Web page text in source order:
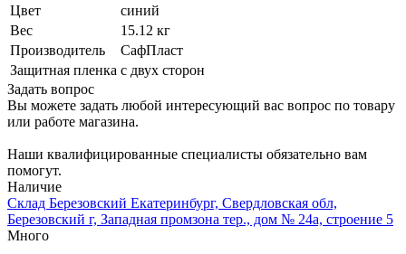
Цвет
синий
Вес
15.12 кг
Производитель
СафПласт
Защитная пленка с двух сторон
Задать вопрос
Вы можете задать любой интересующий вас вопрос по товару
или работе магазина.
Наши квалифицированные специалисты обязательно вам
помогут.
Наличие
Склад Березовский Екатеринбург, Свердловская обл,
Березовский г, Западная промзона тер., дом № 24а, строение 5
Много